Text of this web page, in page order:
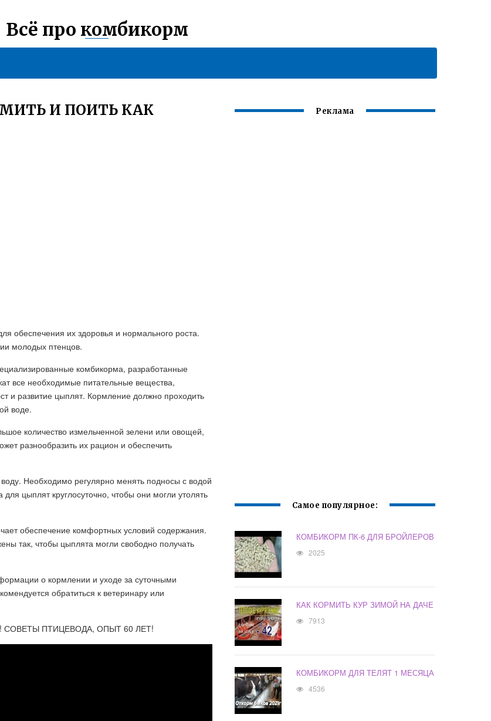
Всё про комбикорм
И ПОИТЬ КАК
обеспечения их здоровья и нормального роста.
молодых птенцов.
комбикорма, разработанные
все необходимые питательные вещества,
и развитие цыплят. Кормление должно проходить
воде.
количество измельченной зелени или овощей,
разнообразить их рацион и обеспечить
Необходимо регулярно менять подносы с водой
цыплят круглосуточно, чтобы они могли утолять
обеспечение комфортных условий содержания.
так, чтобы цыплята могли свободно получать
о кормлении и уходе за суточными
обратиться к ветеринару или
ПТИЦЕВОДА, ОПЫТ 60 ЛЕТ!
Реклама
Самое популярное:
КОМБИКОРМ ПК-6 ДЛЯ БРОЙЛЕРОВ
2025
КАК КОРМИТЬ КУР ЗИМОЙ НА ДАЧЕ
7913
КОМБИКОРМ ДЛЯ ТЕЛЯТ 1 МЕСЯЦА
4536